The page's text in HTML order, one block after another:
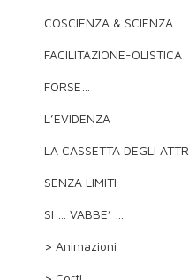
COSCIENZA & SCIENZA
FACILITAZIONE-OLISTICA
FORSE…
L’EVIDENZA
LA CASSETTA DEGLI
SENZA LIMITI
SI … VABBE’ …
> Animazioni